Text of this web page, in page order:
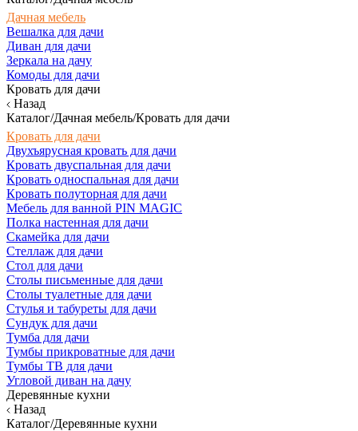
Дачная мебель
Вешалка для дачи
Диван для дачи
Зеркала на дачу
Комоды для дачи
Кровать для дачи
Назад
Каталог/Дачная мебель/Кровать для дачи
Кровать для дачи
Двухъярусная кровать для дачи
Кровать двуспальная для дачи
Кровать односпальная для дачи
Кровать полуторная для дачи
Мебель для ванной PIN MAGIC
Полка настенная для дачи
Скамейка для дачи
Стеллаж для дачи
Стол для дачи
Столы письменные для дачи
Столы туалетные для дачи
Стулья и табуреты для дачи
Сундук для дачи
Тумба для дачи
Тумбы прикроватные для дачи
Тумбы ТВ для дачи
Угловой диван на дачу
Деревянные кухни
Назад
Каталог/Деревянные кухни